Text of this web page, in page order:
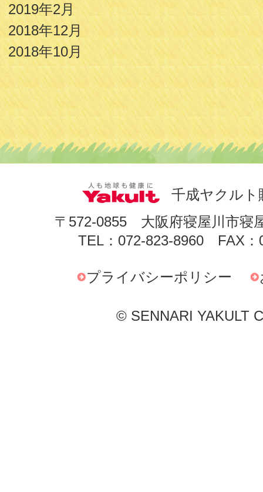
2019年2月
2018年12月
2018年10月
千成ヤクルト
〒572-0855 大阪府寝屋川市寝
TEL：072-823-8960 FAX：
プライバシーポリシー
© SENNARI YAKULT